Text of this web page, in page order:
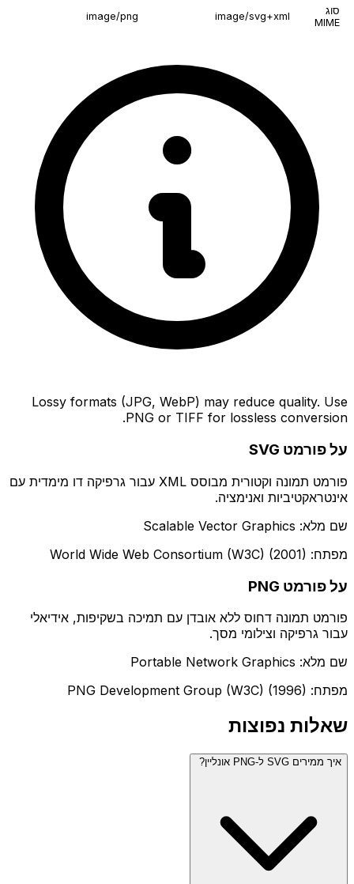
סוג
MIME
image/svg+xml
image/png
Lossy formats (JPG, WebP) may reduce quality. Use
PNG or TIFF for lossless conversion.
על פורמט SVG
פורמט תמונה וקטורית מבוסס XML עבור גרפיקה דו מימדית עם
אינטראקטיביות ואנימציה.
שם מלא: Scalable Vector Graphics
מפתח: World Wide Web Consortium (W3C) (2001)
על פורמט PNG
פורמט תמונה דחוס ללא אובדן עם תמיכה בשקיפות, אידיאלי
עבור גרפיקה וצילומי מסך.
שם מלא: Portable Network Graphics
מפתח: PNG Development Group (W3C) (1996)
שאלות נפוצות
איך ממירים SVG ל-PNG אונליין?